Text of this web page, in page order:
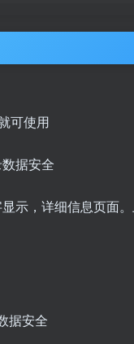
可使用
据安全
示，详细信息页面
据安全